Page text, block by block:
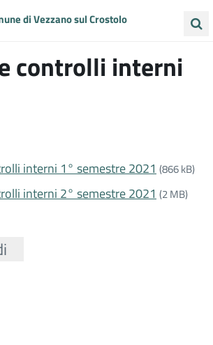
di Vezzano sul Crostolo
COMUNE VIVI VEZZANO
controlli interni
interni 1° semestre 2021 (866 kB)
interni 2° semestre 2021 (2 MB)